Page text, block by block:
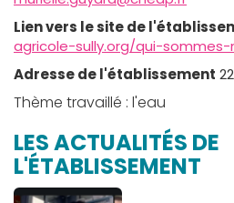
Lien vers le site de
agricole-sully.org/qui-sommes-
Adresse de l'établissement
Thème travaillé : l'eau
LES ACTUALITÉS DE
L'ÉTABLISSEMENT